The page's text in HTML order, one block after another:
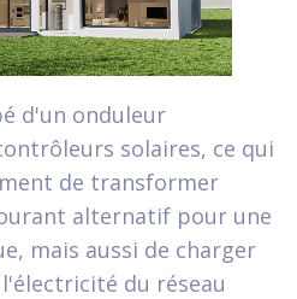
d'un onduleur
solaires, ce qui
de transformer
alternatif pour une
mais aussi de charger
du réseau